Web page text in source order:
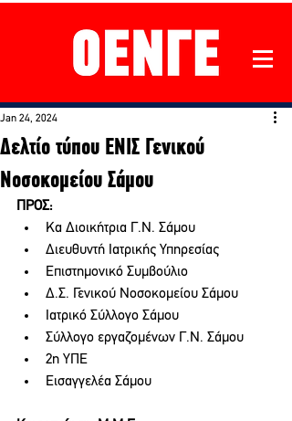
Δελτίο τύπου ΕΝΙΣ Γενικού
Νοσοκομείου Σάμου
Jan 24, 2024
ΠΡΟΣ:
Κα Διοικήτρια Γ.Ν. Σάμου
Διευθυντή Ιατρικής Υπηρεσίας
Επιστημονικό Συμβούλιο
Δ.Σ. Γενικού Νοσοκομείου Σάμου
Ιατρικό Σύλλογο Σάμου
Σύλλογο εργαζομένων Γ.Ν. Σάμου
2η ΥΠΕ
Εισαγγελέα Σάμου